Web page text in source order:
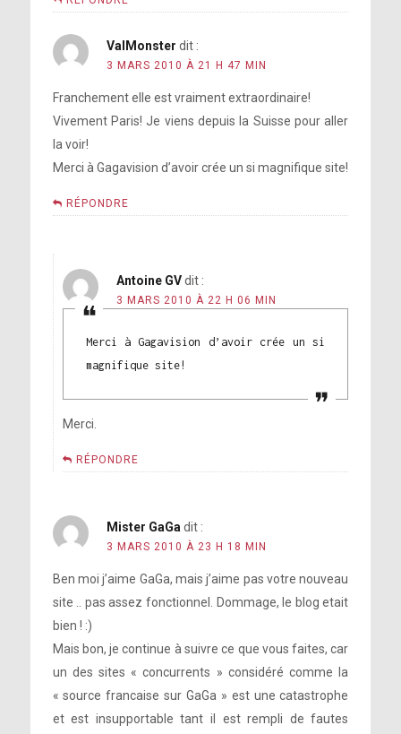
ValMonster dit :
3 MARS 2010 À 21 H 47 MIN
Franchement elle est vraiment extraordinaire!
Vivement Paris! Je viens depuis la Suisse pour aller
la voir!
Merci à Gagavision d’avoir crée un si magnifique site!
RÉPONDRE
Antoine GV dit :
3 MARS 2010 À 22 H 06 MIN
Merci à Gagavision d’avoir crée un si
magnifique site!
Merci.
RÉPONDRE
Mister GaGa dit :
3 MARS 2010 À 23 H 18 MIN
Ben moi j’aime GaGa, mais j’aime pas votre nouveau
site .. pas assez fonctionnel. Dommage, le blog etait
bien ! :)
Mais bon, je continue à suivre ce que vous faites, car
un des sites « concurrents » considéré comme la
« source francaise sur GaGa » est une catastrophe
et est insupportable tant il est rempli de fautes